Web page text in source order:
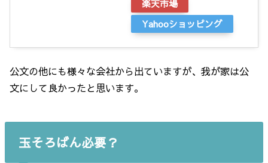
楽天市場
Yahooショッピング
公文の他にも様々な会社から出ていますが、我が家は公
文にして良かったと思います。
玉そろばん必要？